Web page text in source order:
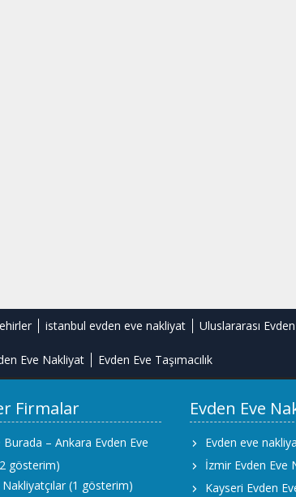
istanbul evden eve nakliyat Uluslararası
Eve Nakliyat Evden Eve Taşımacılık
Firmalar
Burada – Ankara Evden Eve
gösterim)
(1 gösterim)
Evden Eve
Evden eve
İzmir Evden Eve
Kayseri Evden